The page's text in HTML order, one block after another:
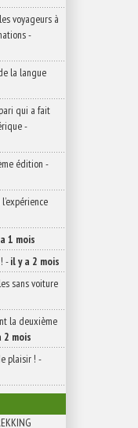
voyageurs à
-
la langue
qui a fait
-
édition -
1 mois
-il y a 2 mois
sans voiture
la deuxième
2 mois
plaisir ! -